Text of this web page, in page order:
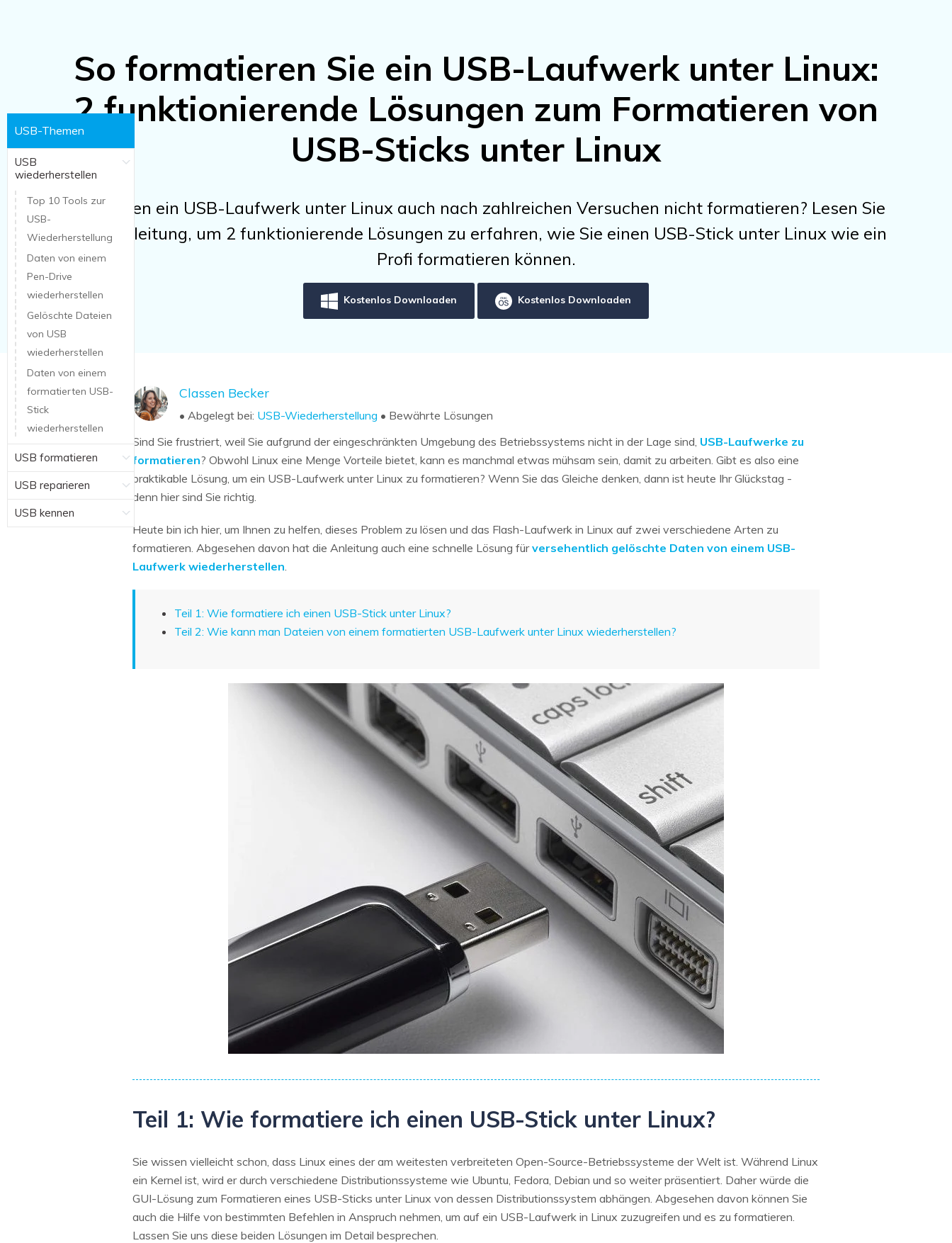
So formatieren Sie ein USB-Laufwerk unter Linux:
2 funktionierende Lösungen zum Formatieren von
USB-Sticks unter Linux
Sie können ein USB-Laufwerk unter Linux auch nach zahlreichen Versuchen nicht formatieren? Lesen Sie
diese Anleitung, um 2 funktionierende Lösungen zu erfahren, wie Sie einen USB-Stick unter Linux wie ein
Profi formatieren können.
Kostenlos Downloaden Kostenlos Downloaden
Classen Becker
• Abgelegt bei: USB-Wiederherstellung • Bewährte Lösungen
Sind Sie frustriert, weil Sie aufgrund der eingeschränkten Umgebung des Betriebssystems nicht in der Lage sind, USB-Laufwerke zu
formatieren? Obwohl Linux eine Menge Vorteile bietet, kann es manchmal etwas mühsam sein, damit zu arbeiten. Gibt es also eine
praktikable Lösung, um ein USB-Laufwerk unter Linux zu formatieren? Wenn Sie das Gleiche denken, dann ist heute Ihr Glückstag -
denn hier sind Sie richtig.
Heute bin ich hier, um Ihnen zu helfen, dieses Problem zu lösen und das Flash-Laufwerk in Linux auf zwei verschiedene Arten zu
formatieren. Abgesehen davon hat die Anleitung auch eine schnelle Lösung fürversehentlich gelöschte Daten von einem USB-
Laufwerk wiederherstellen.
Teil 1: Wie formatiere ich einen USB-Stick unter Linux?
Teil 2: Wie kann man Dateien von einem formatierten USB-Laufwerk unter Linux wiederherstellen?
Teil 1: Wie formatiere ich einen USB-Stick unter Linux?
Sie wissen vielleicht schon, dass Linux eines der am weitesten verbreiteten Open-Source-Betriebssysteme der Welt ist. Während Linux
ein Kernel ist, wird er durch verschiedene Distributionssysteme wie Ubuntu, Fedora, Debian und so weiter präsentiert. Daher würde die
GUI-Lösung zum Formatieren eines USB-Sticks unter Linux von dessen Distributionssystem abhängen. Abgesehen davon können Sie
auch die Hilfe von bestimmten Befehlen in Anspruch nehmen, um auf ein USB-Laufwerk in Linux zuzugreifen und es zu formatieren.
Lassen Sie uns diese beiden Lösungen im Detail besprechen.
USB-Themen
USB
wiederherstellen
Top 10 Tools zur
USB-
Wiederherstellung
Daten von einem
Pen-Drive
wiederherstellen
Gelöschte Dateien
von USB
wiederherstellen
Daten von einem
formatierten USB-
Stick
wiederherstellen
USB formatieren
USB reparieren
USB kennen